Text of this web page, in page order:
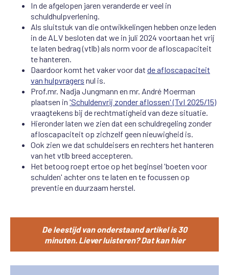
In de afgelopen jaren veranderde er veel in
schuldhulpverlening.
Als sluitstuk van die ontwikkelingen hebben onze leden
in de ALV besloten dat we in juli 2024 voortaan het vrij
te laten bedrag (vtlb) als norm voor de afloscapaciteit
te hanteren.
Daardoor komt het vaker voor dat de afloscapaciteit
van hulpvragers nul is.
Prof.mr. Nadja Jungmann en mr. André Moerman
plaatsen in 'Schuldenvrij zonder aflossen' (TvI 2025/15)
vraagtekens bij de rechtmatigheid van deze situatie.
Hieronder laten we zien dat een schuldregeling zonder
afloscapaciteit op zichzelf geen nieuwigheid is.
Ook zien we dat schuldeisers en rechters het hanteren
van het vtlb breed accepteren.
Het betoog roept ertoe op het beginsel 'boeten voor
schulden' achter ons te laten en te focussen op
preventie en duurzaam herstel.
De leestijd van onderstaand artikel is 30
minuten. Liever luisteren? Dat kan hier